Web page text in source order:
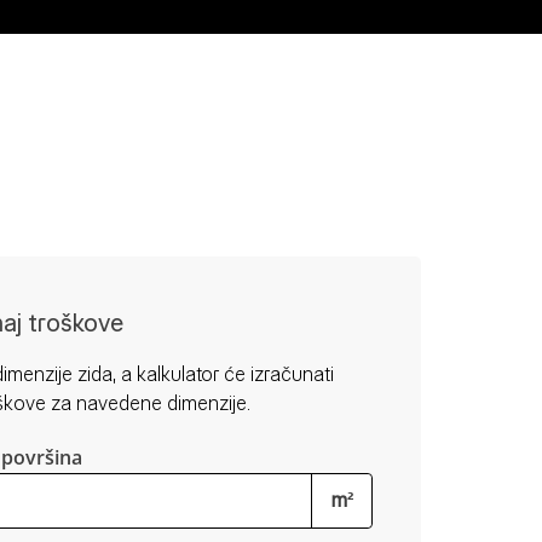
troškove
zida, a kalkulator će izračunati
za navedene dimenzije.
m²